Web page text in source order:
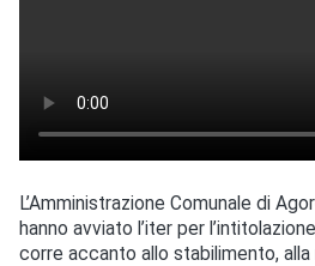
L’Amministrazione Comunale di
hanno avviato l’iter per
corre accanto allo stabilimento,